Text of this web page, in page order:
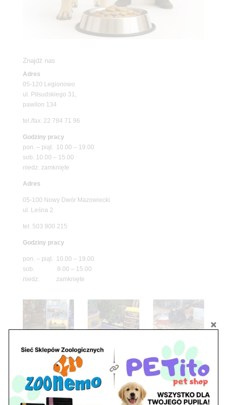
Znajdź nas
Adres
05-120 Legionowo
ul. Piłsudskiego 31,
pawilon 134
tel./fax. 22 784 71 96
Godziny pracy
pon. – piąt. 10.00 – 19.00
sob. 10.00 – 15.00
niedz. zamknięte
Adres
05-100 Nowy Dwór Mazowiecki
ul. Leśna 2
tel. 503 900 215
Godziny pracy
pon. – piąt. 10.00 – 19.00
sob. 8.00 – 15.00
niedz. zamknięte